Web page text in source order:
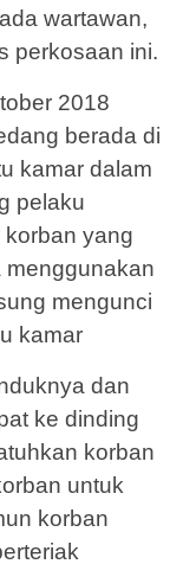
wartawan,
perkosaan ini.
2018
berada di
kamar dalam
pelaku
korban yang
menggunakan
mengunci
kamar
dan
ke dinding
korban
untuk
korban